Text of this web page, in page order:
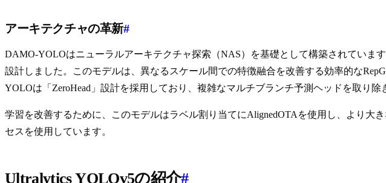
アーキテクチャの革新#
DAMO-YOLOはニューラルアーキテクチャ探索（NAS）を基礎として構築されています
設計しました。このモデルは、異なるスケール間での特徴融合を改善する効率的な
YOLOは「ZeroHead」設計を採用しており、複雑なマルチブランチ予測ヘッドを取り
学習を改善するために、このモデルはラベル割り当てにAlignedOTAを使用し、より大
セスを使用しています。
Ultralytics YOLOv5の紹介#